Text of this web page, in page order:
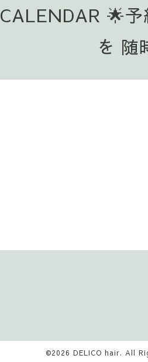
CALENDAR 🌟
を 随
©2026 DELICO hair. All